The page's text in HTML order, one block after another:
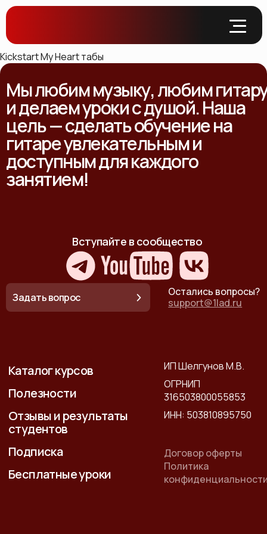
Kickstart My Heart табы
Мы любим музыку, любим
и делаем уроки с душой. Наша
цель — сделать обучение на
гитаре увлекательным и
доступным для каждого
занятием!
Вступайте в сообщество
Остались вопросы?
support@1lad.ru
Задать вопрос
Каталог курсов
Полезности
Отзывы и результаты
студентов
Подписка
Бесплатные уроки
ИП Шелгунов М.В.
ОГРНИП
316503800055853
ИНН: 503810895750
Договор оферты
Политика